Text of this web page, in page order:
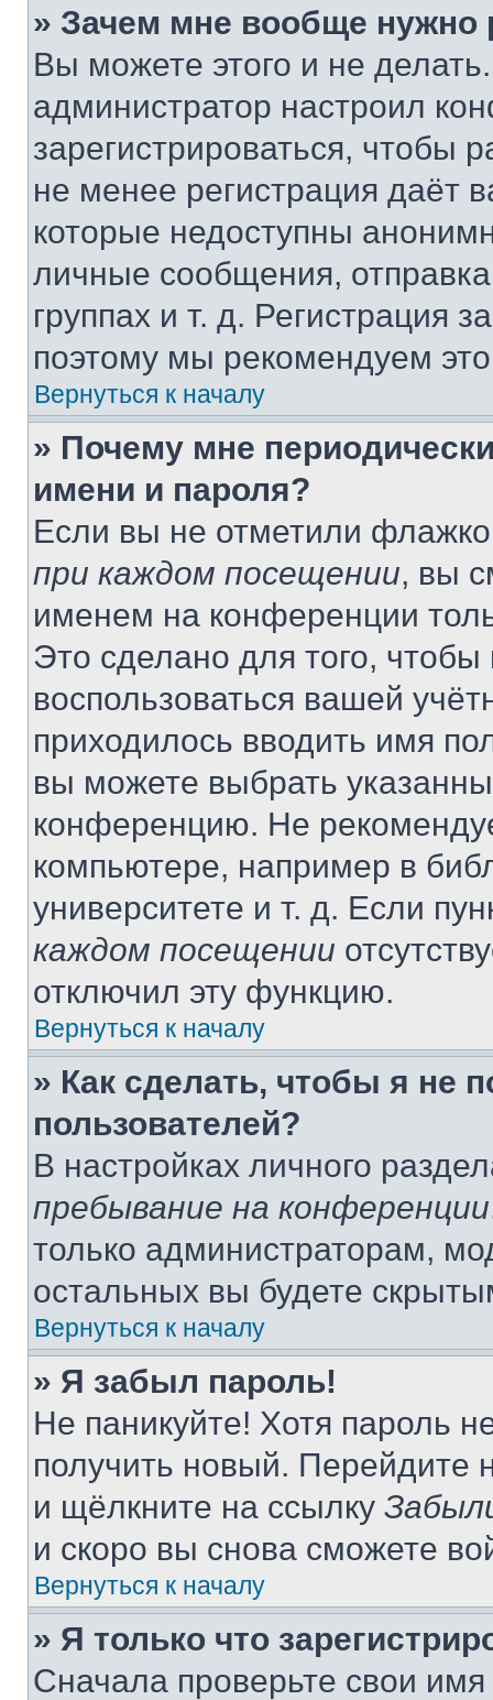
» Зачем мне вообще нужно
Вы можете этого и не
администратор настроил
зарегистрироваться, чтобы
не менее регистрация даёт
которые недоступны
личные сообщения,
группах и т. д. Регистрация
поэтому мы рекомендуем
Вернуться к началу
» Почему мне
имени и пароля?
Если вы не отметили
при каждом посещении, вы
именем на конференции
Это сделано для того, чтобы
воспользоваться вашей
приходилось вводить имя
вы можете выбрать
конференцию. Не
компьютере, например в
университете и т. д. Если
каждом посещении
отключил эту функцию.
Вернуться к началу
» Как сделать, чтобы я не
пользователей?
В настройках личного
пребывание на конференции
только администраторам,
остальных вы будете
Вернуться к началу
» Я забыл пароль!
Не паникуйте! Хотя пароль
получить новый. Перейдите
и щёлкните на ссылку
и скоро вы снова сможете
Вернуться к началу
» Я только что
Сначала проверьте свои